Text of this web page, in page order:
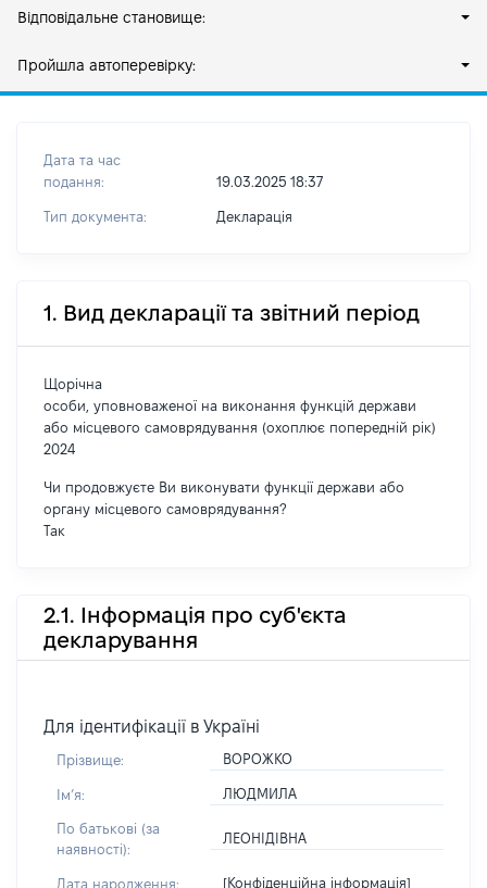
Відповідальне становище:
Пройшла автоперевірку:
Дата та час
подання:
19.03.2025 18:37
Тип документа: Декларація
1. Вид декларації та звітний період
Щорічна
особи, уповноваженої на виконання функцій держави
або місцевого самоврядування (охоплює попередній рік)
2024
Чи продовжуєте Ви виконувати функції держави або
органу місцевого самоврядування?
Так
2.1. Інформація про суб'єкта
декларування
Для ідентифікації в Україні
Прізвище: ВОРОЖКО
Імʼя: ЛЮДМИЛА
По батькові (за
наявності):
ЛЕОНІДІВНА
Дата народження: [Конфіденційна інформація]